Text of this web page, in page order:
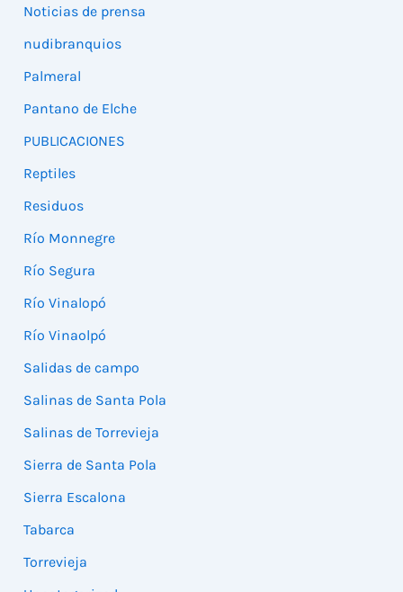
Noticias de prensa
nudibranquios
Palmeral
Pantano de Elche
PUBLICACIONES
Reptiles
Residuos
Río Monnegre
Río Segura
Río Vinalopó
Río Vinaolpó
Salidas de campo
Salinas de Santa Pola
Salinas de Torrevieja
Sierra de Santa Pola
Sierra Escalona
Tabarca
Torrevieja